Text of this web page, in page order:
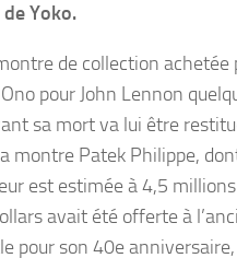
Yoko.
de collection achetée
pour John Lennon
sa mort va lui être
montre Patek Philippe,
est estimée à 4,5
avait été offerte à
pour son 40e